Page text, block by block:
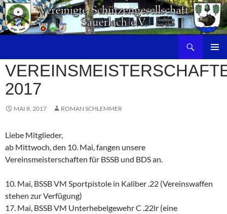
Zum
Inhalt
springen
MENÜ
2017
MAI 8, 2017 ROMAN SCHLEMMER
Liebe Mitglieder,
ab Mittwoch, den 10. Mai, fangen unsere
Vereinsmeisterschaften für BSSB und BDS an.
10. Mai, BSSB VM Sportpistole in Kaliber .22 (Vereinswaffen
stehen zur Verfügung)
17. Mai, BSSB VM Unterhebelgewehr C .22lr (eine